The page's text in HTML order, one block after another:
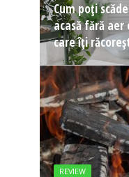
Cum poți
acasă fără
care îți
REVIEW